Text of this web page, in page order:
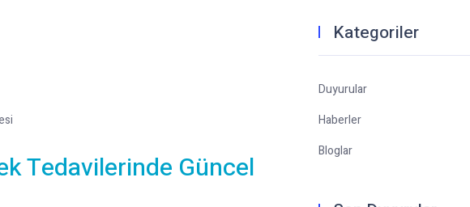
Tedavilerinde Güncel
Kategoriler
Duyurular
Haberler
Bloglar